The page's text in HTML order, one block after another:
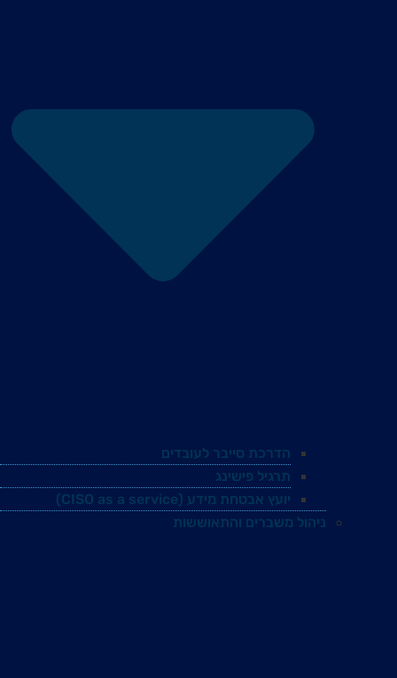
הדרכת סייבר לעובדים
תרגיל פישינג
יועץ אבטחת מידע (CISO as a service)
ניהול משברים והתאוששות